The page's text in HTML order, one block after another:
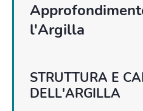
l'Argilla
STRUTTURA E
DELL'ARGILLA